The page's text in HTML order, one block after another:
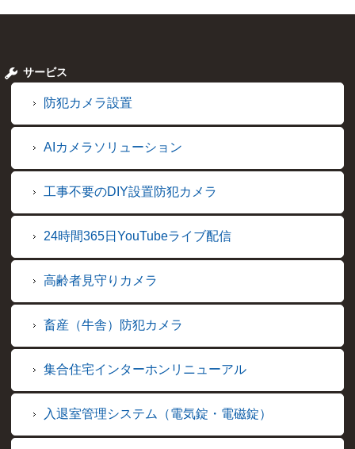
サービス
防犯カメラ設置
AIカメラソリューション
工事不要のDIY設置防犯カメラ
24時間365日YouTubeライブ配信
高齢者見守りカメラ
畜産（牛舎）防犯カメラ
集合住宅インターホンリニューアル
入退室管理システム（電気錠・電磁錠）